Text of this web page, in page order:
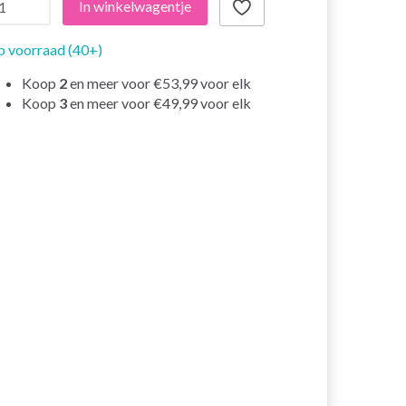
In winkelwagentje
voorraad (40+)
Koop 2en meer voor€53,99voor elk
Koop 3en meer voor€49,99voor elk